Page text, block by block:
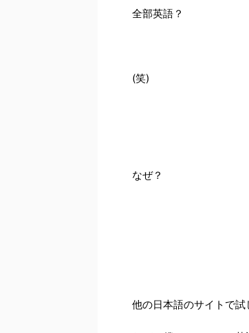
全部英語？
(笑)
なぜ？
他の日本語のサイトで試